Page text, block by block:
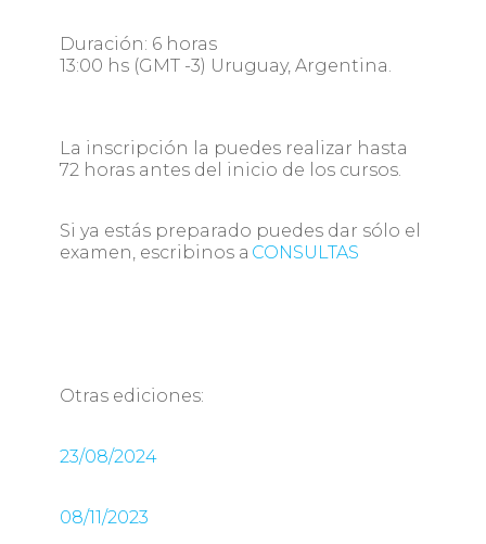
Duración: 6 horas
13:00 hs (GMT -3) Uruguay, Argentina.
La inscripción la puedes realizar hasta
72 horas antes del inicio de los cursos.
Si ya estás preparado puedes dar sólo el
examen, escribinos a CONSULTAS
Otras ediciones:
23/08/2024
08/11/2023